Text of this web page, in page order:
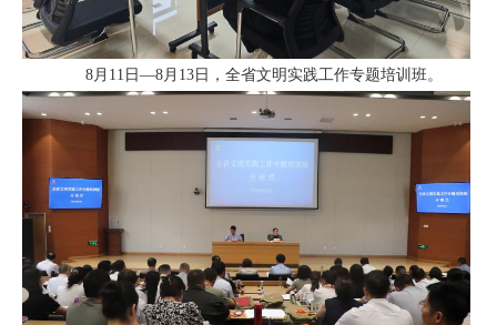
8月11日—8月13日，全省文明实践工作专题培训班。